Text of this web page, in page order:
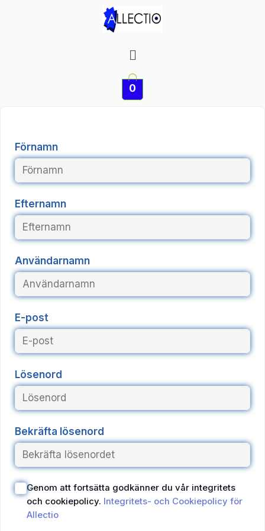
Meny
0
Förnamn
Efternamn
Användarnamn
E-post
Lösenord
Bekräfta lösenord
Genom att fortsätta godkänner du vår integritets
och cookiepolicy. Integritets- och Cookiepolicy för
Allectio